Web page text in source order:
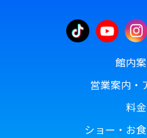
館内
営業案内・
料金
ショー・お